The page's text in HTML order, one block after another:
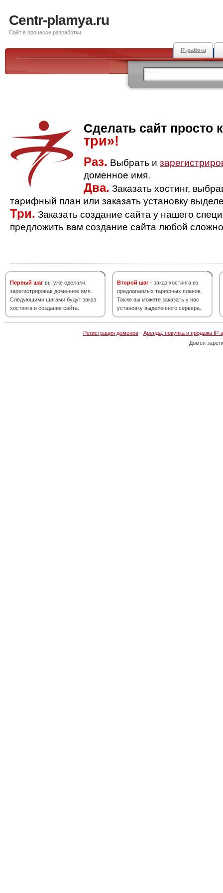
Centr-plamya.ru
Сайт в процессе разработки
IT-работа
Сделать сайт просто
три»!
Раз. Выбрать и
доменное имя.
Два. Заказать хостинг,
тарифный план или заказать установку
Три. Заказать создание сайта у нашего
предложить вам создание сайта любой
Первый шаг вы уже сделали,
зарегистрировав доменное имя.
Следующими шагами будут заказ
хостинга и создание сайта.
Второй шаг - заказ хостинга из
предлагаемых тарифных планов.
Также вы можете заказать у нас
установку выделенного сервера.
Регистрация доменов· Аренда, покупка и продажа IP-
Домен